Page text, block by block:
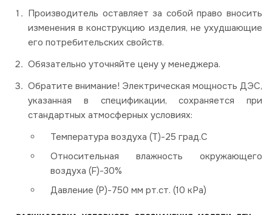
Производитель оставляет за собой право вносить
изменения в конструкцию изделия, не ухудшающие
его потребительских свойств.
Обязательно уточняйте цену у менеджера.
Обратите внимание! Электрическая мощность ДЭС,
указанная в спецификации, сохраняется при
стандартных атмосферных условиях:
Температура воздуха (Т)-25 град.С
Относительная влажность окружающего
воздуха (F)-30%
Давление (P)-750 мм рт.ст. (10 кРа)